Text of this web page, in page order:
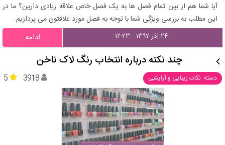
آیا شما هم از بین تمام فصل ها به یک فصل خاص علاقه زیادی دارین؟ ما در
این مطلب به بررسی ویژگی شما با توجه به فصل مورد علاقتون می پردازیم.
۲۴ آذر ۱۳۹۷ - ۱۲:۲۳ ادامه
چند نکته درباره انتخاب رنگ لاک ناخن
دسته: نکات زیبایی و آرایشی 5 3918